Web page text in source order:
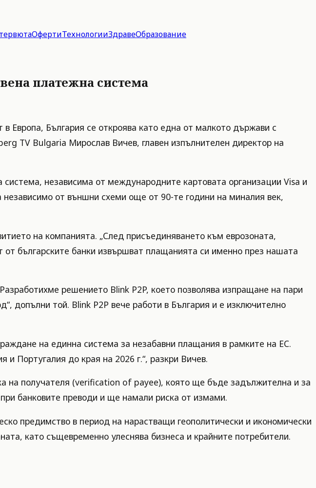
ОфертиТехнологииЗдравеОбразование
платежна система
Европа, България се откроява като една от малкото държави с
TV Bulgaria Мирослав Вичев, главен изпълнителен директор на
независима от международните картовата организации Visa и
от външни схеми още от 90-те години на миналия век,
на компанията. „След присъединяването към еврозоната,
българските банки извършват плащанията си именно през нашата
решението Blink P2P, което позволява изпращане на пари
допълни той. Blink P2P вече работи в България и е изключително
на единна система за незабавни плащания в рамките на ЕС.
Португалия до края на 2026 г.“, разкри Вичев.
на получателя (verification of payee), която ще бъде задължителна и за
банковите преводи и ще намали риска от измами.
предимство в период на нарастващи геополитически и икономически
като същевременно улеснява бизнеса и крайните потребители.